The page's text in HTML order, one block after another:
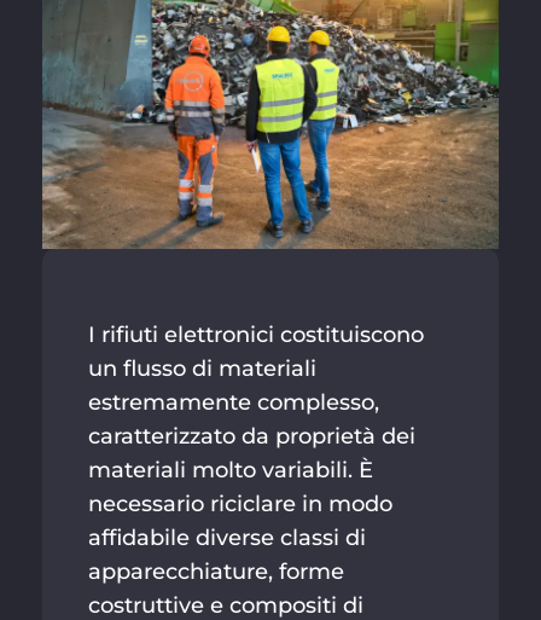
I rifiuti elettronici costituiscono
un flusso di materiali
estremamente complesso,
caratterizzato da proprietà dei
materiali molto variabili. È
necessario riciclare in modo
affidabile diverse classi di
apparecchiature, forme
costruttive e compositi di